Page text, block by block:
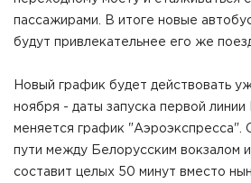
пассажирами. В итоге новые
будут привлекательнее его же
Новый график будет действовать
ноября - даты запуска первой
меняется график "Аэроэкспресса".
пути между Белорусским вокзалом
составит целых 50 минут вместо